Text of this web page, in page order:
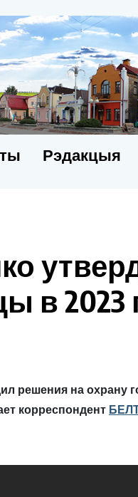
Рэдакцыя
в 2023
решения на охрану
корреспондент